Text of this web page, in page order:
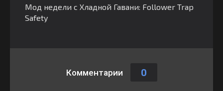
Мод недели с Хладной Гавани: Follower Trap
Safety
Комментарии 0